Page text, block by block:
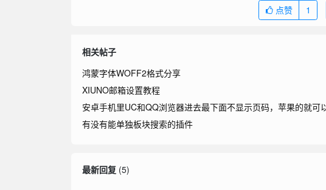
点赞 1
相关帖子
鸿蒙字体WOFF2格式分享
XIUNO邮箱设置教程
安卓手机里UC和QQ浏览器进去最下面不显示页码，苹果的就可
有没有能单独板块搜索的插件
最新回复(5)